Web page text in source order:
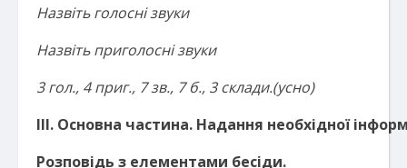
Назвіть голосні звуки
Назвіть приголосні звуки
3 гол., 4 приг., 7 зв., 7 б., 3 склади.(усно)
ІІІ. Основна частина. Надання необхідної
Розповідь з елементами бесіди.